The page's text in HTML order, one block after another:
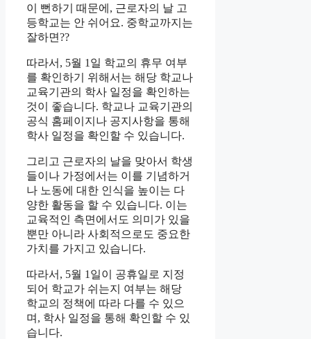
이 뻔하기 때문에, 근로자의 날 고
등학교는 안 쉬어요. 중학교까지는
잘하면??
따라서, 5월 1일 학교의 휴무 여부
를 확인하기 위해서는 해당 학교나
교육기관의 학사 일정을 확인하는
것이 좋습니다. 학교나 교육기관의
공식 홈페이지나 공지사항을 통해
학사 일정을 확인할 수 있습니다.
그리고 근로자의 날을 맞아서 학생
들이나 가정에서는 이를 기념하거
나 노동에 대한 인식을 높이는 다
양한 활동을 할 수 있습니다. 이는
교육적인 측면에서도 의미가 있을
뿐만 아니라 사회적으로도 중요한
가치를 가지고 있습니다.
따라서, 5월 1일이 공휴일로 지정
되어 학교가 쉬는지 여부는 해당
학교의 정책에 따라 다를 수 있으
며, 학사 일정을 통해 확인할 수 있
습니다.